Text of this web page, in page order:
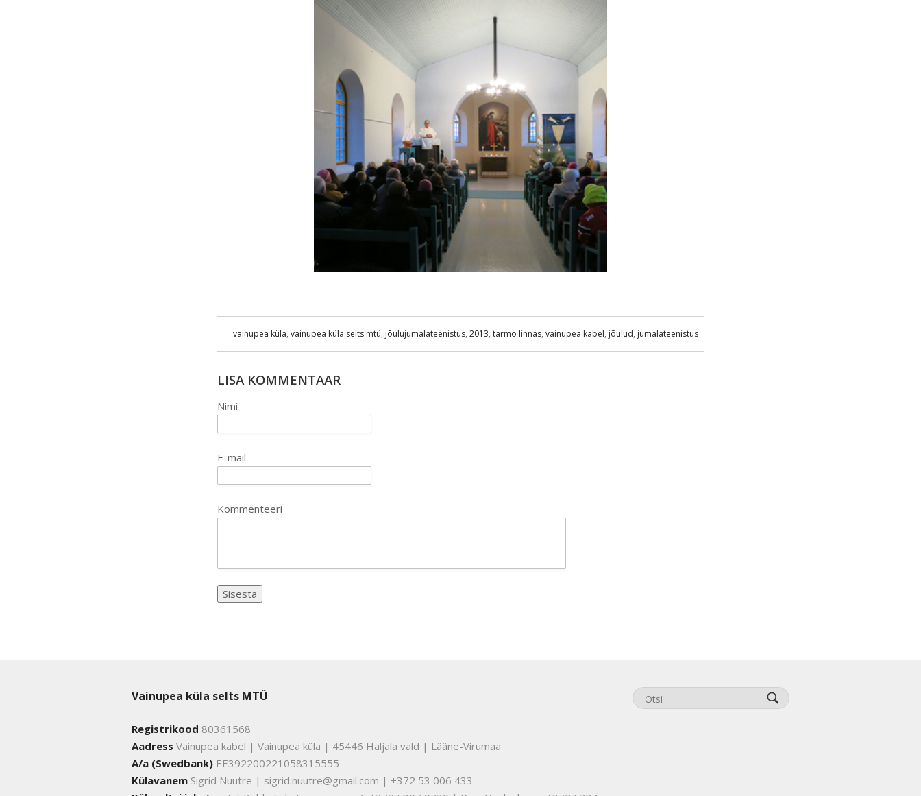
vainupea küla, vainupea küla selts mtü, jõulujumalateenistus, 2013, tarmo linnas, vainupea kabel, jõulud, jumalateenistus
LISA KOMMENTAAR
Nimi
E-mail
Kommenteeri
Vainupea küla selts MTÜ
Registrikood 80361568
Aadress Vainupea kabel | Vainupea küla | 45446 Haljala vald | Lääne-Virumaa
A/a (Swedbank) EE392200221058315555
Külavanem Sigrid Nuutre | sigrid.nuutre@gmail.com | +372 53 006 433